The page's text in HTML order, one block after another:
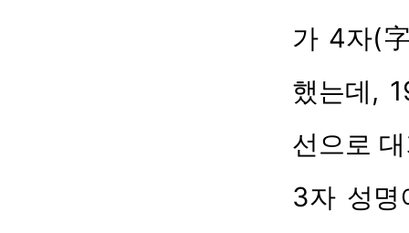
가 4자(
했는데,
선으로
3자 성명